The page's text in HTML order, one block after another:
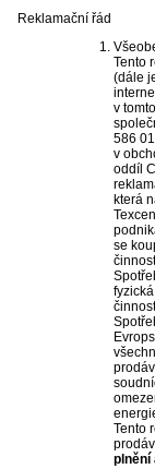
Reklamační řád
Tento
(dále
v
586
v
oddíl
která
se
Tento
plnění